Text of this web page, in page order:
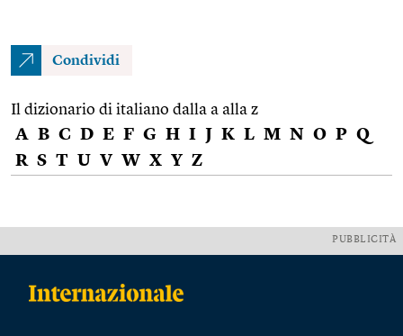
Condividi
Il dizionario di italiano dalla a alla z
A B C D E F G H I J K L M N O P Q
R S T U V W X Y Z
PUBBLICITÀ